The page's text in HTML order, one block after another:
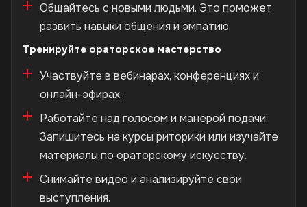
Общайтесь с новыми людьми. Это поможет
развить навыки общения и эмпатию.
Тренируйте ораторское мастерство
Участвуйте в вебинарах, конференциях и
онлайн-эфирах.
Работайте над голосом и манерой подачи.
Запишитесь на курсы риторики или изучайте
материалы по ораторскому искусству.
Снимайте видео и анализируйте свои
выступления.